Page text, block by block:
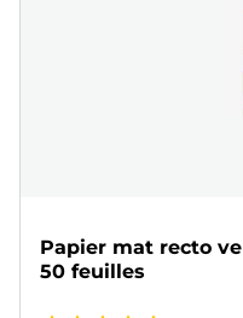
Papier mat recto
50 feuilles